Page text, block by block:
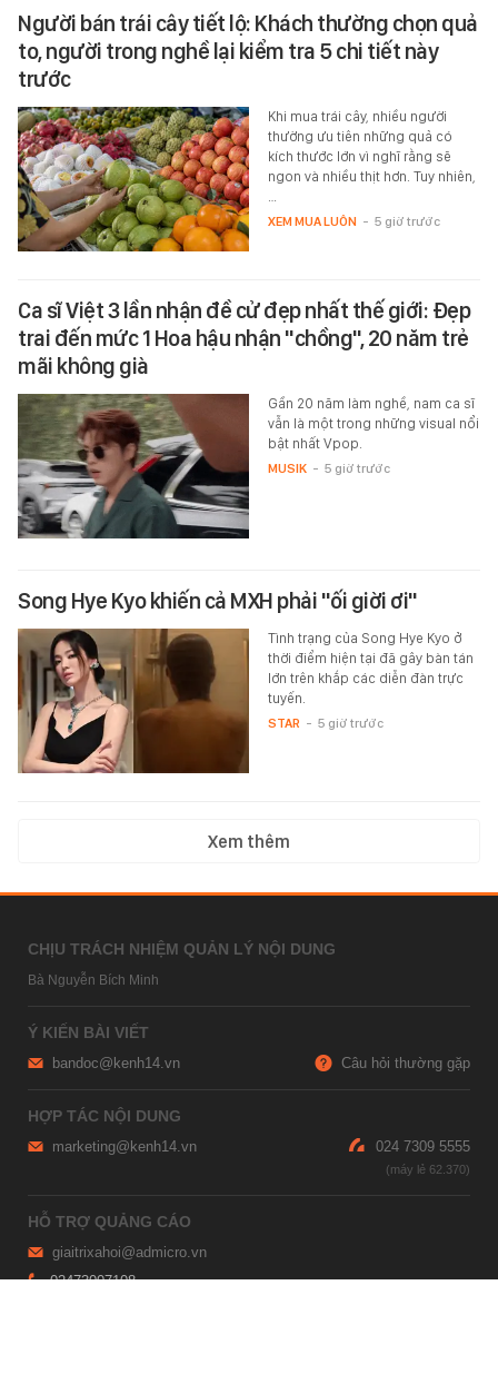
Người bán trái cây tiết lộ: Khách thường chọn quả
to, người trong nghề lại kiểm tra 5 chi tiết này
trước
Khi mua trái cây, nhiều người
thường ưu tiên những quả có
kích thước lớn vì nghĩ rằng sẽ
ngon và nhiều thịt hơn. Tuy nhiên,
XEM MUA LUÔN - 5 giờ trước
Ca sĩ Việt 3 lần nhận đề cử đẹp nhất thế giới: Đẹp
trai đến mức 1 Hoa hậu nhận "chồng", 20 năm trẻ
mãi không già
Gần 20 năm làm nghề, nam ca sĩ
vẫn là một trong những visual nổi
bật nhất Vpop.
MUSIK - 5 giờ trước
Song Hye Kyo khiến cả MXH phải "ối giời ơi"
Tình trạng của Song Hye Kyo ở
thời điểm hiện tại đã gây bàn tán
lớn trên khắp các diễn đàn trực
tuyến.
STAR - 5 giờ trước
Xem thêm
CHỊU TRÁCH NHIỆM QUẢN LÝ NỘI DUNG
Bà Nguyễn Bích Minh
Ý KIẾN BÀI VIẾT
bandoc@kenh14.vn Câu hỏi thường gặp
HỢP TÁC NỘI DUNG
marketing@kenh14.vn 024 7309 5555
HỖ TRỢ QUẢNG CÁO
giaitrixahoi@admicro.vn
02473007108